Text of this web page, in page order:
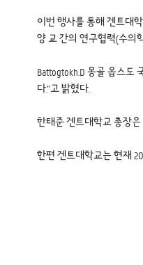
이번 행사를 통해 겐트대
양 교 간의 연구협력(수의
Battogtokh.D 몽골 옵스도
다.”고 밝혔다.
한태준 겐트대학교 총장
한편 겐트대학교는 현재